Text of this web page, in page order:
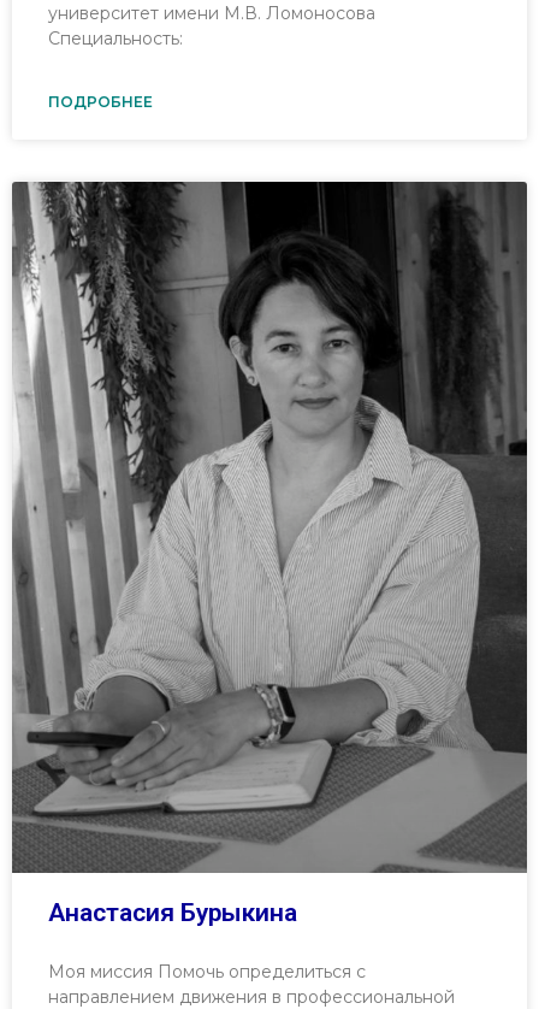
университет имени М.В. Ломоносова
Специальность:
ПОДРОБНЕЕ
Анастасия Бурыкина
Моя миссия Помочь определиться с
направлением движения в профессиональной